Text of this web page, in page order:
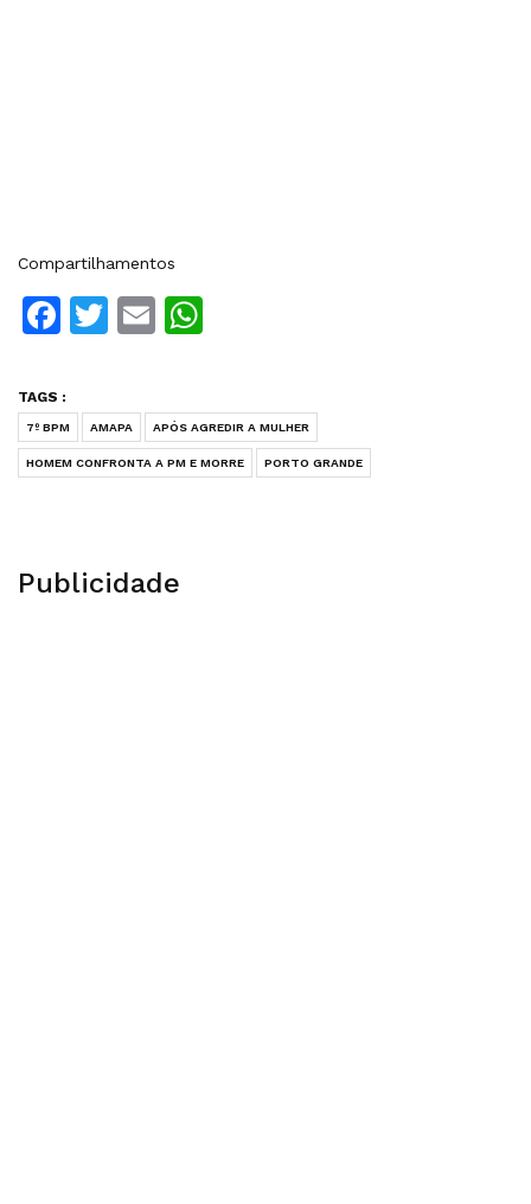
Compartilhamentos
Facebook
Twitter
Email
TAGS :
7º BPM AMAPA APÓS AGREDIR A MULHER
HOMEM CONFRONTA A PM E MORRE PORTO GRANDE
Publicidade